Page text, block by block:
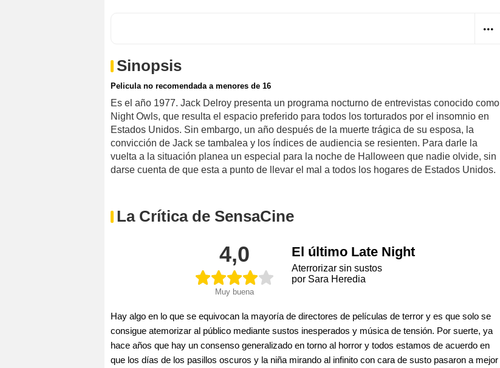
Sinopsis
Pelicula no recomendada a menores de 16
Es el año 1977. Jack Delroy presenta un programa nocturno de entrevistas conocido como
Night Owls, que resulta el espacio preferido para todos los torturados por el insomnio en
Estados Unidos. Sin embargo, un año después de la muerte trágica de su esposa, la
convicción de Jack se tambalea y los índices de audiencia se resienten. Para darle la
vuelta a la situación planea un especial para la noche de Halloween que nadie olvide, sin
darse cuenta de que esta a punto de llevar el mal a todos los hogares de Estados Unidos.
La Crítica de SensaCine
4,0
Muy buena
El último Late Night
Aterrorizar sin sustos
por Sara Heredia
Hay algo en lo que se equivocan la mayoría de directores de películas de terror y es que solo se
consigue atemorizar al público mediante sustos inesperados y música de tensión. Por suerte, ya
hace años que hay un consenso generalizado en torno al horror y todos estamos de acuerdo en
que los días de los pasillos oscuros y la niña mirando al infinito con cara de susto pasaron a mejor